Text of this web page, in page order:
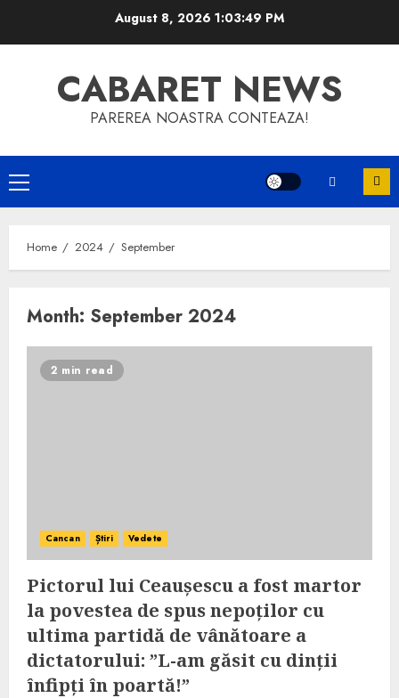
August 8, 2026 1:03:49 PM
CABARET NEWS
PAREREA NOASTRA CONTEAZA!
Primary
Menu
Home 2024 September
Month: September 2024
2 min read
Cancan Știri Vedete
Pictorul lui Ceaușescu a fost martor
la povestea de spus nepoților cu
ultima partidă de vânătoare a
dictatorului: ”L-am găsit cu dinții
înfipți în poartă!”